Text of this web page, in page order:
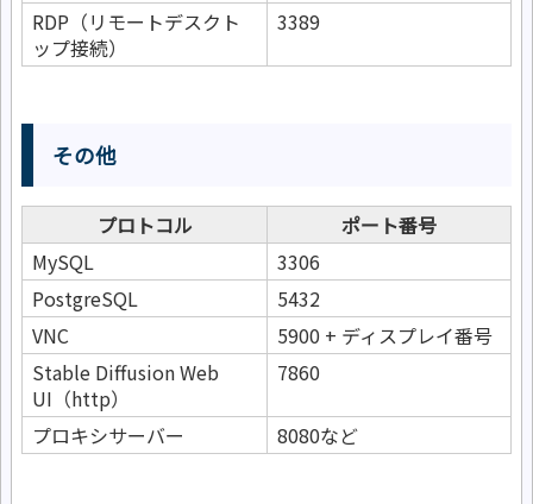
RDP（リモートデスクト
ップ接続）
3389
その他
プロトコル
ポート番号
MySQL
3306
PostgreSQL
5432
VNC
5900 + ディスプレイ番号
Stable Diffusion Web
UI（http）
7860
プロキシサーバー 8080など